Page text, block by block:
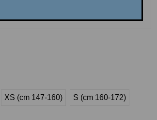
XS (cm 147-160) S (cm 160-172)